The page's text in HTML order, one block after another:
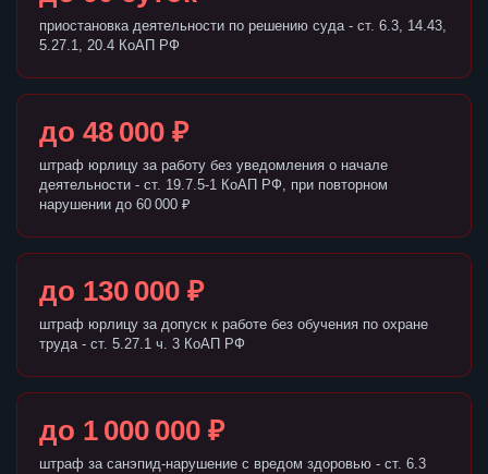
приостановка деятельности по решению суда - ст. 6.3, 14.43,
5.27.1, 20.4 КоАП РФ
до 48 000 ₽
штраф юрлицу за работу без уведомления о начале
деятельности - ст. 19.7.5-1 КоАП РФ, при повторном
нарушении до 60 000 ₽
до 130 000 ₽
штраф юрлицу за допуск к работе без обучения по охране
труда - ст. 5.27.1 ч. 3 КоАП РФ
до 1 000 000 ₽
штраф за санэпид-нарушение с вредом здоровью - ст. 6.3